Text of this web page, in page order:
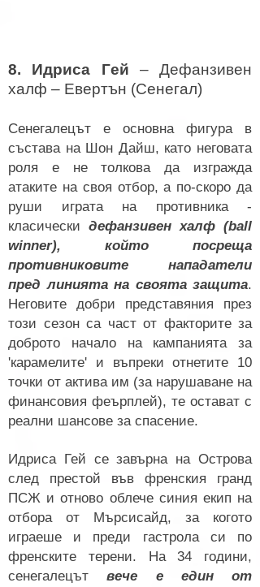
8. Идриса Гeй – Дефанзивен
халф – Евертън (Сенегал)
Сенегалецът е основна фигура в
състава на Шон Дайш, като неговата
роля ене толкова да изгражда
атаките на своя отбор, а по-скоро да
руши играта на противника -
класически дефанзивен халф (ball
winner), който посреща
противниковите нападатели
пред линията на своята защита.
Неговите добри представяния през
този сезон са част от факторите за
доброто начало на кампанията за
'карамелите' и въпреки отнетите 10
точки от актива им (за нарушаване на
финансовия феърплей), те остават с
реални шансове за спасение.
Идриса Гей се завърна на Острова
след престой във френския гранд
ПСЖ и отново облече синия екип на
отбора от Мърсисайд, за когото
играеше и преди гастрола си по
френските терени. На 34 години,
сенегалецътвече е един от